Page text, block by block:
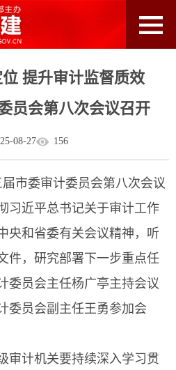
提升审计监督质效
员会第八次会议召开
08-27 156
市委审计委员会第八次会议
习近平总书记关于审计工作
央和省委有关会议精神，听
件，研究部署下一步重点任
委员会主任杨广亭主持会议
委员会副主任王勇参加会
审计机关要持续深入学习贯